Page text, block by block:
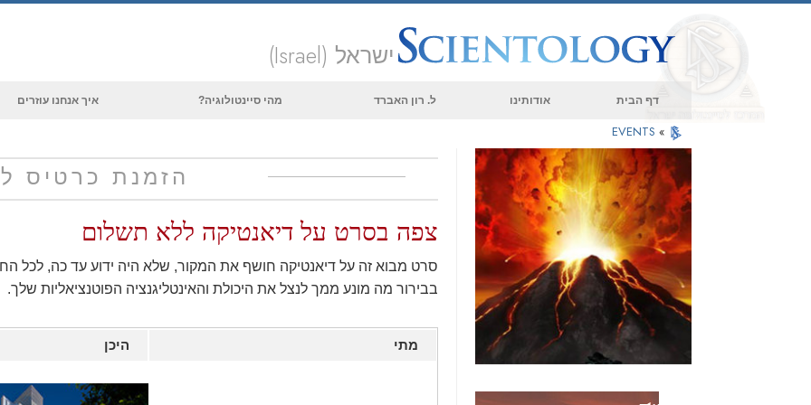
ישראל (Israel)
דף הבית אודותינו ל. רון האברד מהי סיינטולוגיה?
מה סיינטולוגים אומרים על סיינטולוגיה
פגוש סיינטולוג
בתוך ארגון
העקרונות הבסיסיים של סיינטולוגיה
מבוא לדיאנטיקה
איך אנחנו עוזרים
»
EVENTS
הזמנת כרטיס
צפה בסרט על דיאנטיקה ללא תשלום
סרט מבוא זה על דיאנטיקה חושף את המקור, שלא היה ידוע עד כה, לכל
בבירור מה מונע ממך לנצל את היכולת והאינטליגנציה הפוטנציאליות שלך.
מתי היכן